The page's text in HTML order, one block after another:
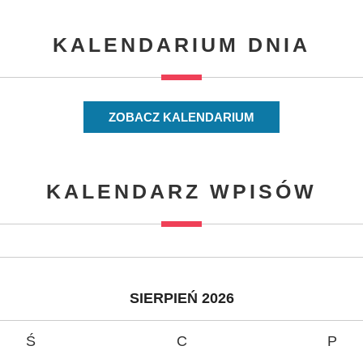
KALENDARIUM DNIA
ZOBACZ KALENDARIUM
KALENDARZ WPISÓW
SIERPIEŃ 2026
Ś C P